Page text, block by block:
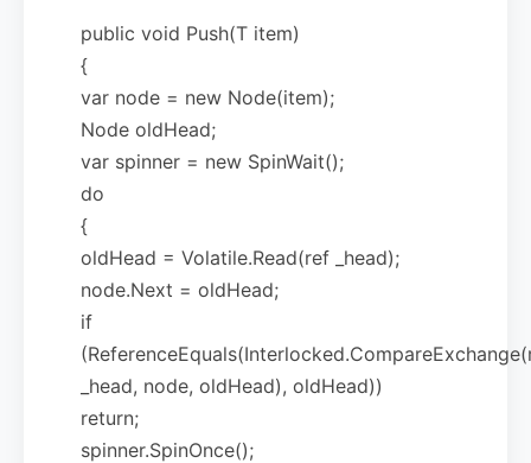
public void Push(T item)
{
var node = new Node(item);
Node oldHead;
var spinner = new SpinWait();
do
{
oldHead = Volatile.Read(ref _head);
node.Next = oldHead;
if
_head, node, oldHead), oldHead))
return;
spinner.SpinOnce();